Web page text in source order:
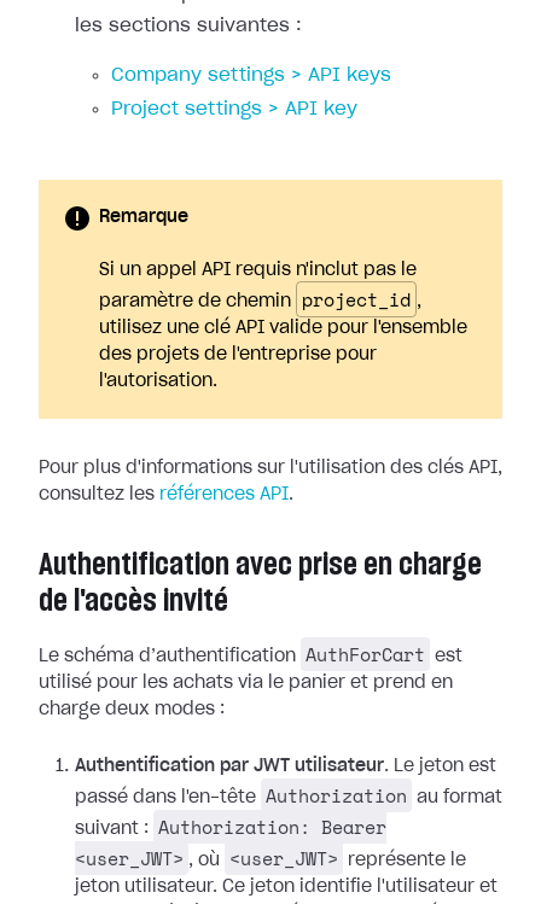
les sections suivantes :
Company settings > API keys
Project settings > API key
Remarque
Si un appel API requis n'inclut pas le
paramètre de chemin
project_id ,
utilisez une clé API valide pour l'ensemble
des projets de l'entreprise pour
l'autorisation.
Pour plus d'informations sur l'utilisation des clés API,
consultez les références API.
Authentification avec prise en charge
de l'accès invité
Le schéma d’authentification AuthForCart
est
utilisé pour les achats via le panier et prend en
charge deux modes :
Authentification par JWT utilisateur. Le jeton est
passé dans l'en-tête Authorization
au format
suivant :
Authorization: Bearer
<user_JWT> , où <user_JWT>
représente le
jeton utilisateur. Ce jeton identifie l'utilisateur et